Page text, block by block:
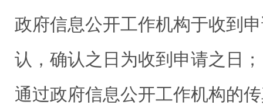
政府信息公开工作机构于收到
认，确认之日为收到申请之日；
通过政府信息公开工作机构的